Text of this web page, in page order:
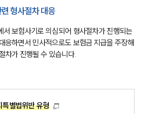
형사절차 대응
서 보험사기로 의심되어 형사절차가 진행되는
응하면서 민사적으로도 보험금 지급을 주장해
차가 진행될 수 있습니다.
특별법위반 유형